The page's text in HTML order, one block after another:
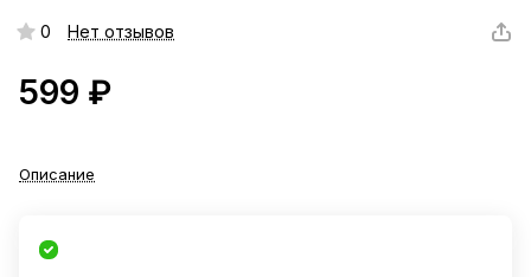
0 Нет отзывов
599 ₽
Описание